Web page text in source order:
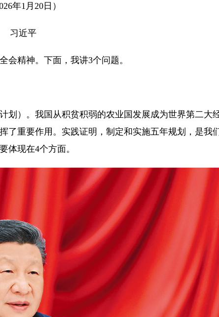
年1月20日）
习近平
精神。下面，我讲3个问题。
）。我国从积贫积弱的农业国发展成为世界第二大
了重要作用。实践证明，制定和实施五年规划，是我
体现在4个方面。